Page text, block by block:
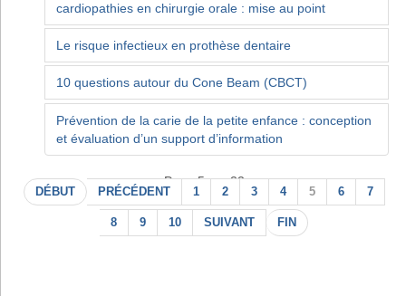
cardiopathies en chirurgie orale : mise au point
Le risque infectieux en prothèse dentaire
10 questions autour du Cone Beam (CBCT)
Prévention de la carie de la petite enfance : conception
et évaluation d’un support d’information
Page 5 sur 22
DÉBUT PRÉCÉDENT 1 2 3 4 5 6 7
8 9 10 SUIVANT FIN